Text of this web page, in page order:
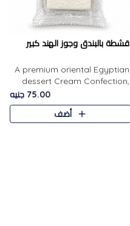
قشطة بالبندق وجوز الهند كبير
A premium oriental Egyptian
dessert Cream Confection,
featuring a soft, creamy
texture and the distinctive
flavor of roasted hazelnuts.
75.00 جنيه
أضف